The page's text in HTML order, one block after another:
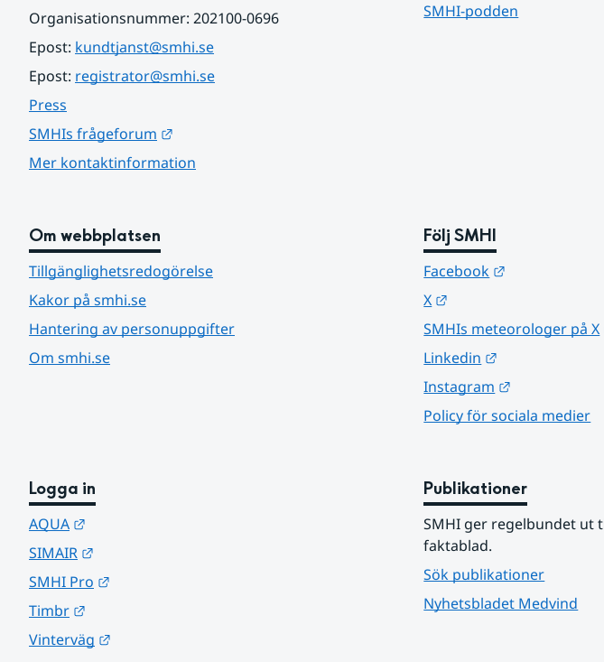
Organisationsnummer: 202100-0696
Epost: kundtjanst@smhi.se
Epost: registrator@smhi.se
Press
SMHIs frågeforum
Mer kontaktinformation
SMHI-podden
Om webbplatsen
Tillgänglighetsredogörelse
Kakor på smhi.se
Hantering av personuppgifter
Om smhi.se
Följ SMHI
Facebook
X
SMHIs meteorologer på X
Linkedin
Instagram
Policy för sociala medier
Logga in
AQUA
SIMAIR
SMHI Pro
Timbr
Vinterväg
Publikationer
SMHI ger regelbundet ut
faktablad.
Sök publikationer
Nyhetsbladet Medvind